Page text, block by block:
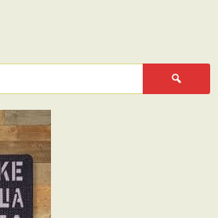
Пошук: